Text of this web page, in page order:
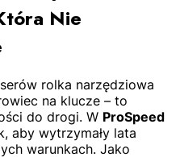
Nie
rolka narzędziowa
na klucze – to
do drogi. W ProSpeed
aby wytrzymały lata
warunkach. Jako